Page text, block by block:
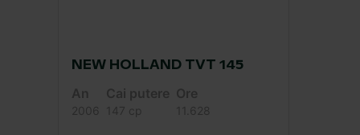
NEW HOLLAND TVT 145
An
2006
Cai putere
147 cp
Ore
11.628